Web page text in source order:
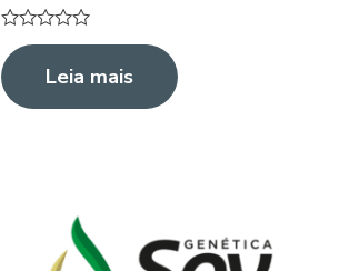
Avaliação
0
de
5
Leia mais